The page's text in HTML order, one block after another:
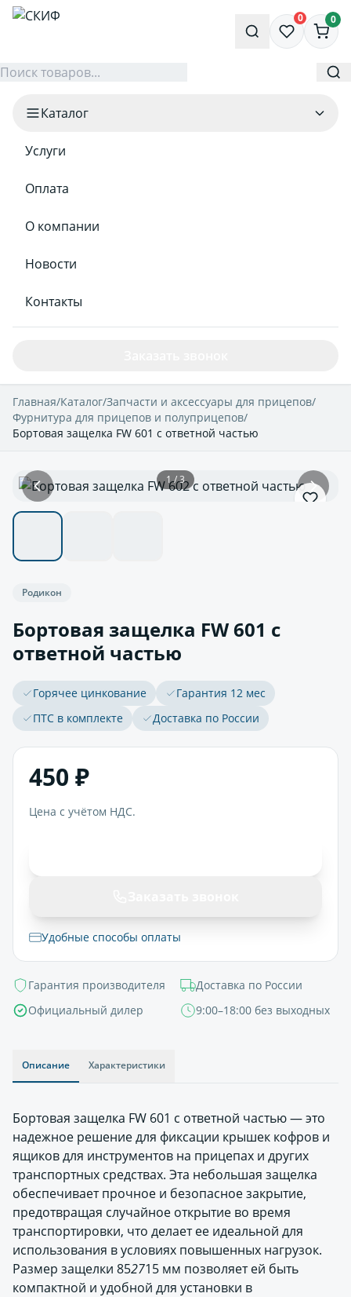
0 0
Каталог
Услуги
Оплата
О компании
Новости
Контакты
Главная/Каталог/Запчасти и аксессуары для прицепов/
Фурнитура для прицепов и полуприцепов/
Бортовая защелка FW 601 с ответной частью
1 / 3
Родикон
Бортовая защелка FW 601 с
ответной частью
Горячее цинкование
Гарантия 12 мес
ПТС в комплекте
Доставка по России
450 ₽
Цена с учётом НДС.
Удобные способы оплаты
Гарантия производителя
Доставка по России
Официальный дилер
9:00–18:00 без выходных
Описание Характеристики
Бортовая защелка FW 601 с ответной частью — это
надежное решение для фиксации крышек кофров и
ящиков для инструментов на прицепах и других
транспортных средствах. Эта небольшая защелка
обеспечивает прочное и безопасное закрытие,
предотвращая случайное открытие во время
транспортировки, что делает ее идеальной для
использования в условиях повышенных нагрузок.
Размер защелки 852715 мм позволяет ей быть
компактной и удобной для установки в